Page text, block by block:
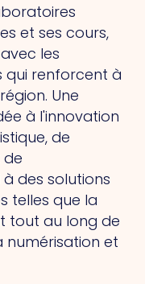
et ses cours,
les
qui renforcent à
Une
à l'innovation
de
de
des solutions
telles que la
tout au long de
numérisation et